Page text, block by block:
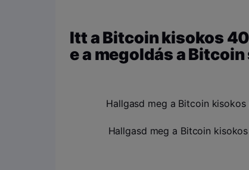
Itt a Bitcoin kisokos
e a megoldás a
Hallgasd meg a Bitcoin
Hallgasd meg a Bitcoin